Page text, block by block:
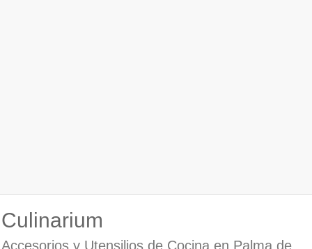
Culinarium
Accesorios y Utensilios de Cocina en Palma de